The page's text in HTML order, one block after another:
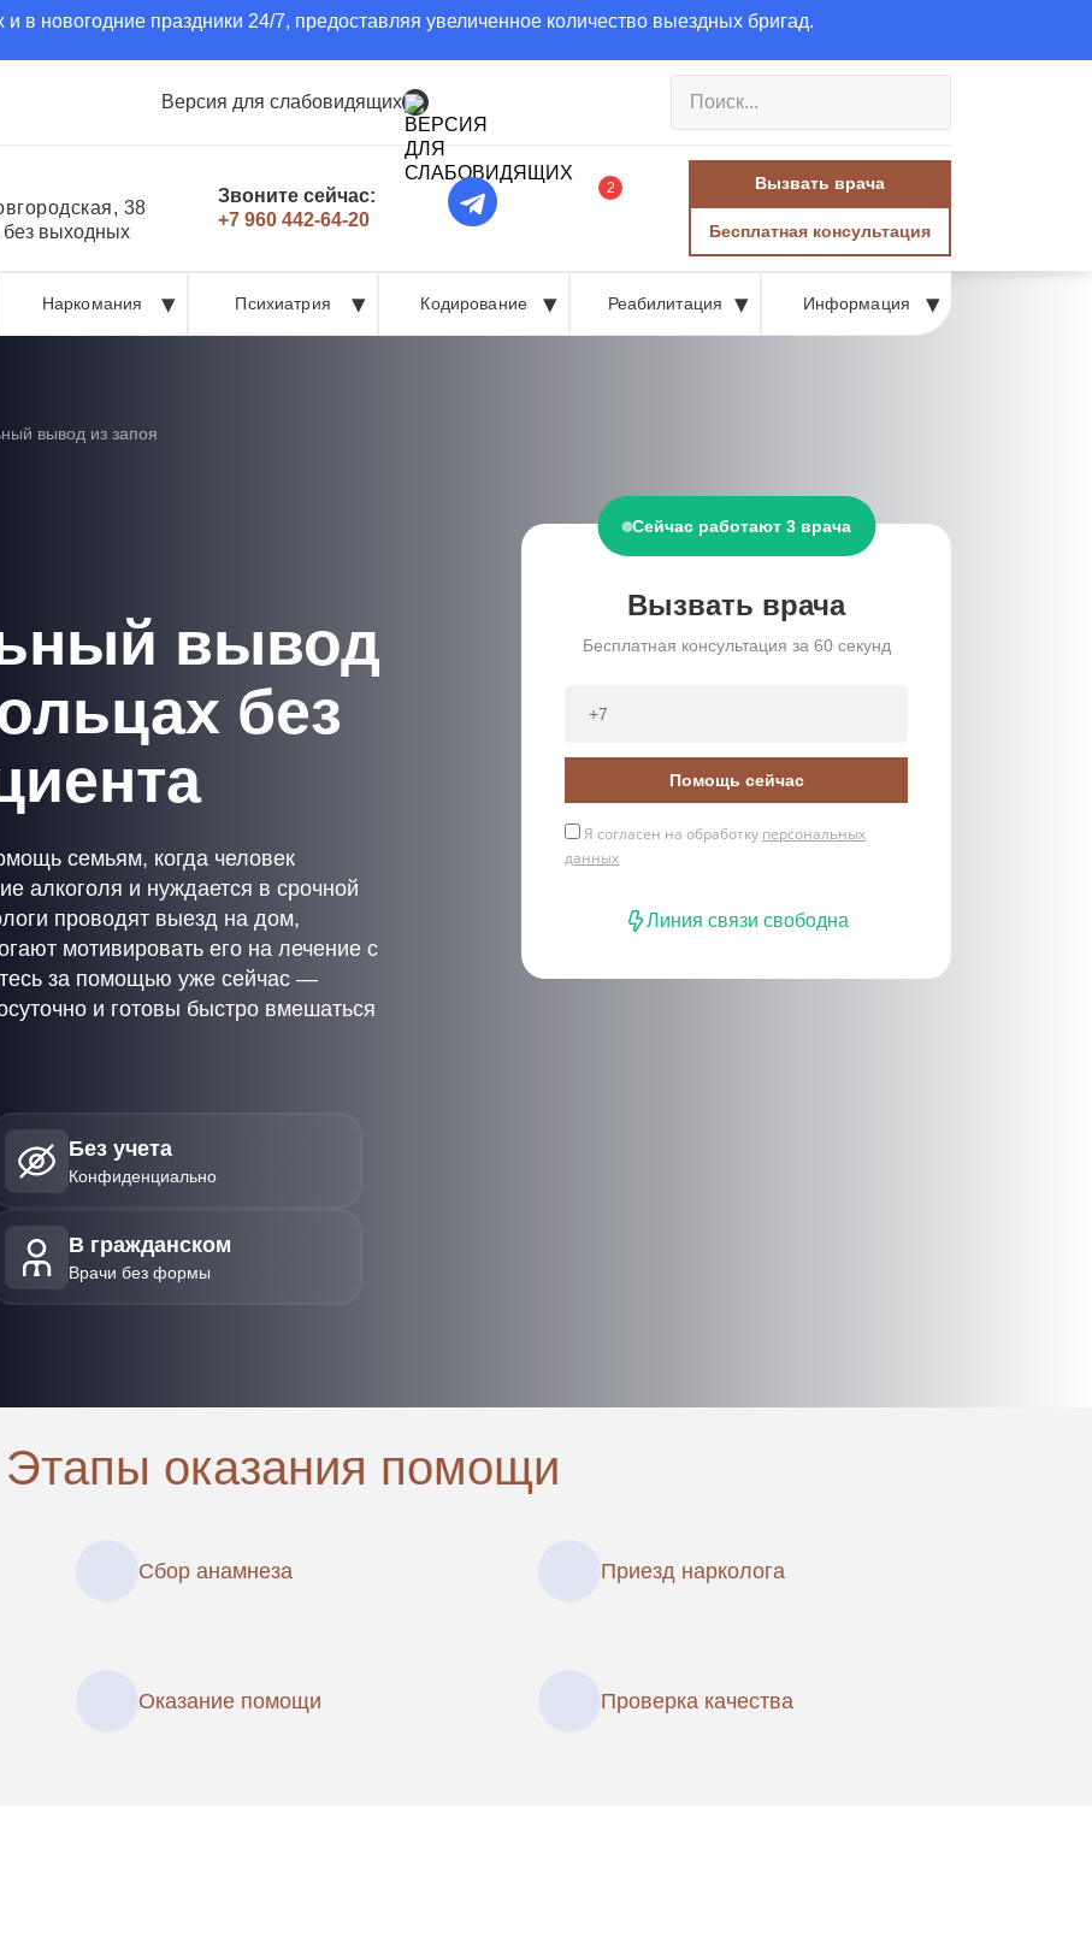
в новогодние праздники 24/7, предоставляя увеличенное количество выездных бригад.
Версия для слабовидящих
38
без выходных
Звоните сейчас:
+7 960 442-64-20
2 Вызвать врача
Бесплатная консультация
Наркомания Психиатрия Кодирование Реабилитация Информация
вывод из запоя
вывод
без
семьям, когда человек
алкоголя и нуждается в срочной
проводят выезд на дом,
мотивировать его на лечение с
за помощью уже сейчас —
и готовы быстро вмешаться
Без учета
Конфиденциально
В гражданском
Врачи без формы
Сейчас работают 3 врача
Вызвать врача
Бесплатная консультация за 60 секунд
Помощь сейчас
Я согласен на обработку персональных
данных
Линия связи свободна
Этапы оказания помощи
Сбор анамнеза Приезд нарколога
Оказание помощи Проверка качества